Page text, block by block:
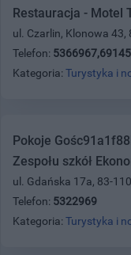
Restauracja - Motel
ul. Czarlin, Klonowa 43,
Telefon:
Kategoria: Turystyka i
Pokoje
Zespołu szkół
ul. Gdańska 17a, 83-
Telefon: 5322969
Kategoria: Turystyka i